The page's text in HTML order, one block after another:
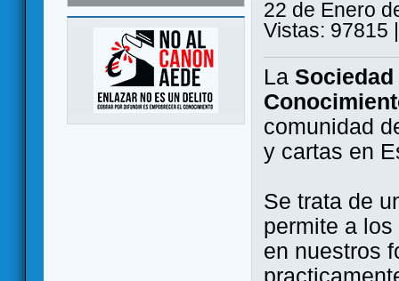
22 de Enero
Vistas: 97815
La
comunidad
y cartas en
Se trata de
permite a
en nuestros